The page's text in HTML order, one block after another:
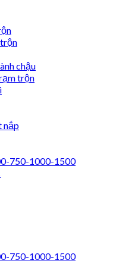
chậu
trộn
nắp
750-1000-1500
750-1000-1500